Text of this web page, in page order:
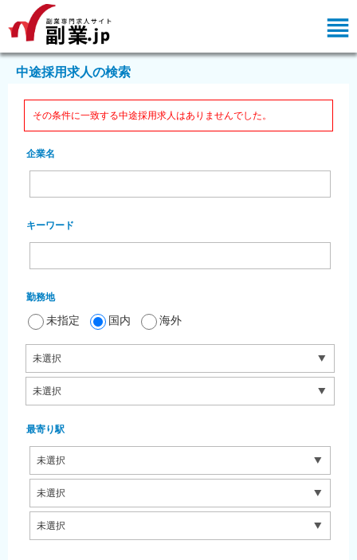
中途採用求人の検索
その条件に一致する中途採用求人はありませんでした。
企業名
キーワード
勤務地
未指定 国内 海外
最寄り駅